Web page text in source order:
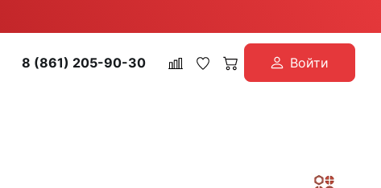
8 (861) 205-90-30 Войти